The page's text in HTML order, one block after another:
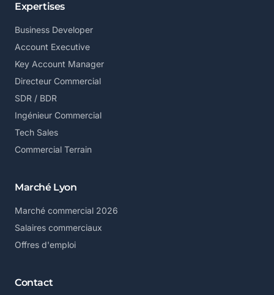
Expertises
Business Developer
Account Executive
Key Account Manager
Directeur Commercial
SDR / BDR
Ingénieur Commercial
Tech Sales
Commercial Terrain
Marché Lyon
Marché commercial 2026
Salaires commerciaux
Offres d'emploi
Contact